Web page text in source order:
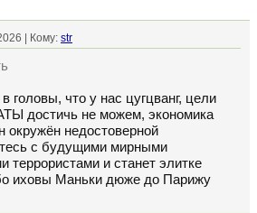
| Кому: str
что у нас цугцванг, цели
достичь не можем, экономика
окружён недостоверной
с будущими мирными
террористами и станет элитке
иховы Маньки дюже до Парижу